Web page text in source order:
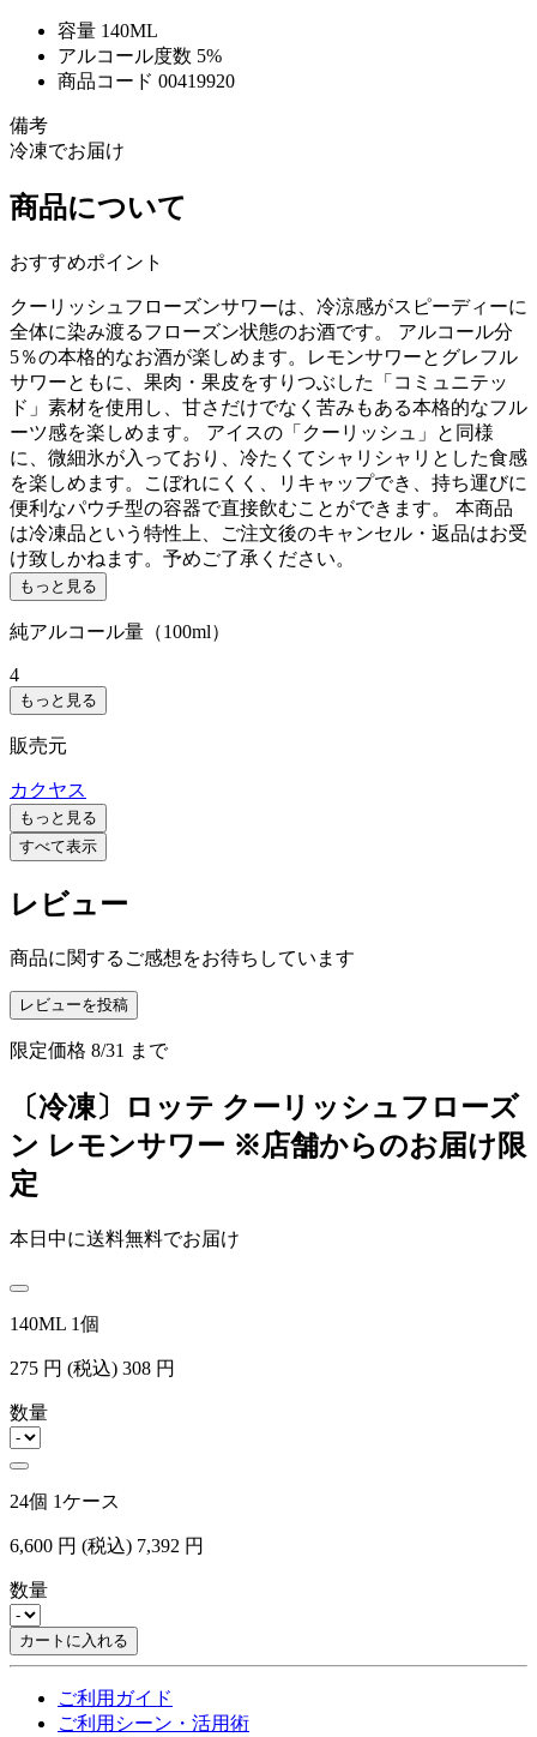
容量 140ML
アルコール度数 5%
商品コード 00419920
備考
冷凍でお届け
商品について
おすすめポイント
クーリッシュフローズンサワーは、冷涼感がスピーディーに
全体に染み渡るフローズン状態のお酒です。 アルコール分
5％の本格的なお酒が楽しめます。レモンサワーとグレフル
サワーともに、果肉・果皮をすりつぶした「コミュニテッ
ド」素材を使用し、甘さだけでなく苦みもある本格的なフル
ーツ感を楽しめます。 アイスの「クーリッシュ」と同様
に、微細氷が入っており、冷たくてシャリシャリとした食感
を楽しめます。こぼれにくく、リキャップでき、持ち運びに
便利なパウチ型の容器で直接飲むことができます。 本商品
は冷凍品という特性上、ご注文後のキャンセル・返品はお受
け致しかねます。予めご了承ください。
もっと見る
純アルコール量（100ml）
4
もっと見る
販売元
カクヤス
もっと見る
すべて表示
レビュー
商品に関するご感想をお待ちしています
レビューを投稿
限定価格 8/31 まで
〔冷凍〕ロッテ クーリッシュフローズ
ン レモンサワー ※店舗からのお届け限
定
本日中に送料無料でお届け
140ML 1個
275 円 (税込) 308 円
数量
24個 1ケース
6,600 円 (税込) 7,392 円
数量
カートに入れる
ご利用ガイド
ご利用シーン・活用術